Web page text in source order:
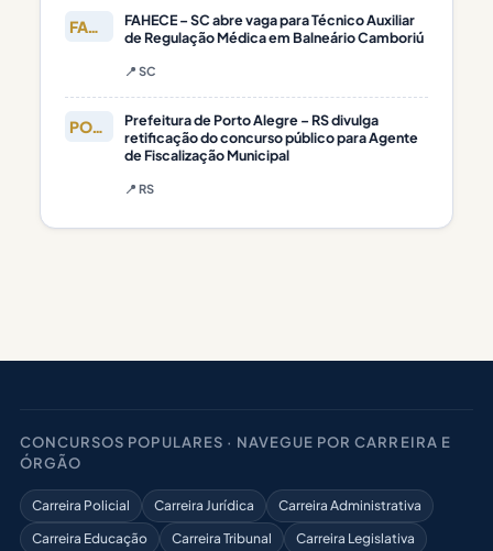
FAHECE
FAHECE – SC abre vaga para Técnico Auxiliar
de Regulação Médica em Balneário Camboriú
📍 SC
PORTO
Prefeitura de Porto Alegre – RS divulga
retificação do concurso público para Agente
de Fiscalização Municipal
📍 RS
CONCURSOS POPULARES · NAVEGUE POR CARREIRA E
ÓRGÃO
Carreira Policial Carreira Jurídica
Carreira Administrativa
Carreira Educação
Carreira Tribunal
Carreira Legislativa